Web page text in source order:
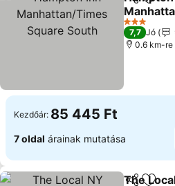
Megosztás
South
Árak
3 Kategória
7,7 Jó
0.6 km-re
Kezdőár: 85 445 Ft
7 oldal árainak mutatása
The